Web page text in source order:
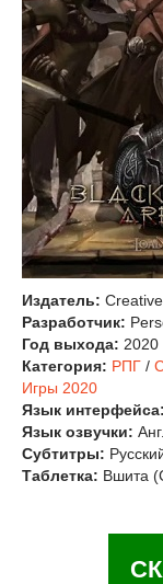
Издатель:
Разработчик:
Год выхода: 2020
Категория: РПГ /
Игры 2020
Язык интерфейса:
Язык озвучки:
Субтитры:
Таблетка: Вшита